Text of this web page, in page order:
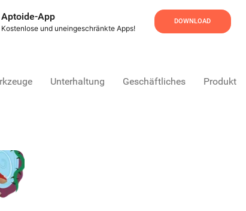
Aptoide-App
Kostenlose und uneingeschränkte Apps!
DOWNLOAD
Unterhaltung Geschäftliches